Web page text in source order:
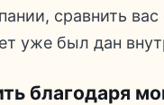
сравнить
уже был дан
благодаря